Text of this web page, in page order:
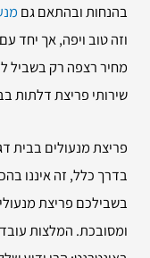
בהנחות ובהתאם גם
וזה טוב ויפה, אך יחד
מחיר רצפה רק בשביל
שירותי פריצת דלתות
פריצת מנעולים בבית
בדרך כלל, זה איננו
בשבילכם פריצת
ומסובכת. המלצות